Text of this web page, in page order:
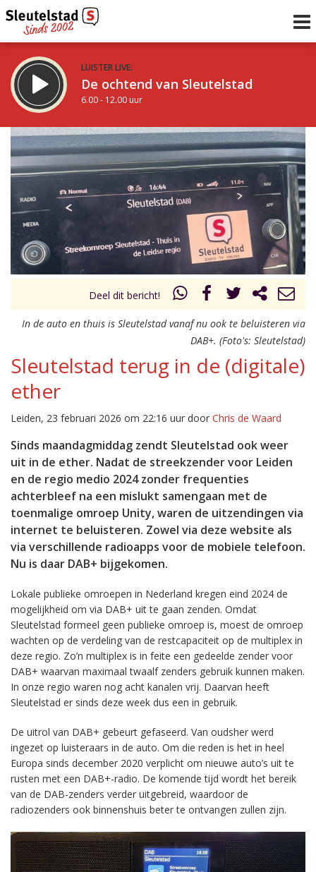
LUISTER LIVE:
De ochtend van Sleutelstad
6.00 - 12.00 uur
STRAKS:
De middag van Sleutelstad
12.00 - 18.00 uur
Vorig uur
uur 1 van 0 Volgend uur
Deel dit bericht!
In de auto en thuis is Sleutelstad vanaf nu ook te beluisteren via
DAB+. (Foto's: Sleutelstad)
Sleutelstad terug in de (digitale)
ether
Leiden, 23 februari 2026 om 22:16 uur door Chris de Waard
Sinds maandagmiddag zendt Sleutelstad ook weer
uit in de ether. Nadat de streekzender voor Leiden
en de regio medio 2024 zonder frequenties
achterbleef na een mislukt samengaan met de
toenmalige omroep Unity, waren de uitzendingen via
internet te beluisteren. Zowel via deze website als
via verschillende radioapps voor de mobiele telefoon.
Nu is daar DAB+ bijgekomen.
Lokale publieke omroepen in Nederland kregen eind 2024 de
mogelijkheid om via DAB+ uit te gaan zenden. Omdat
Sleutelstad formeel geen publieke omroep is, moest de omroep
wachten op de verdeling van de restcapaciteit op de multiplex in
deze regio. Zo’n multiplex is in feite een gedeelde zender voor
DAB+ waarvan maximaal twaalf zenders gebruik kunnen maken.
In onze regio waren nog acht kanalen vrij. Daarvan heeft
Sleutelstad er sinds deze week dus een in gebruik.
De uitrol van DAB+ gebeurt gefaseerd. Van oudsher werd
ingezet op luisteraars in de auto. Om die reden is het in heel
Europa sinds december 2020 verplicht om nieuwe auto’s uit te
rusten met een DAB+-radio. De komende tijd wordt het bereik
van de DAB-zenders verder uitgebreid, waardoor de
radiozenders ook binnenshuis beter te ontvangen zullen zijn.